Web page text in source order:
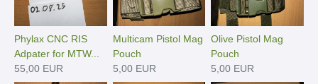
Phylax CNC RIS
Adpater for MTW...
55,00 EUR
Multicam Pistol Mag
Pouch
5,00 EUR
Olive Pistol Mag
Pouch
5,00 EUR